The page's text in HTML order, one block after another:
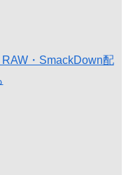
・SmackDown配